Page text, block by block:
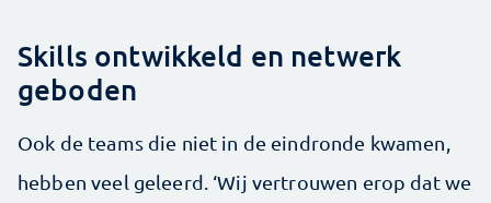
Skills ontwikkeld en netwerk
geboden
Ook de teams die niet in de eindronde kwamen,
hebben veel geleerd. ‘Wij vertrouwen erop dat we